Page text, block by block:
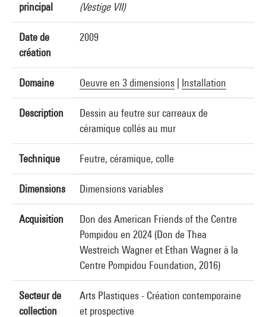
principal (Vestige VII)
Date de
création
2009
Domaine Oeuvre en 3 dimensions Installation
Description
Dessin au feutre sur carreaux de
céramique collés au mur
Technique Feutre, céramique, colle
Dimensions Dimensions variables
Acquisition
Don des American Friends of the Centre
Pompidou en 2024 (Don de Thea
Westreich Wagner et Ethan Wagner à la
Centre Pompidou Foundation, 2016)
Secteur de
collection
Arts Plastiques - Création contemporaine
et prospective